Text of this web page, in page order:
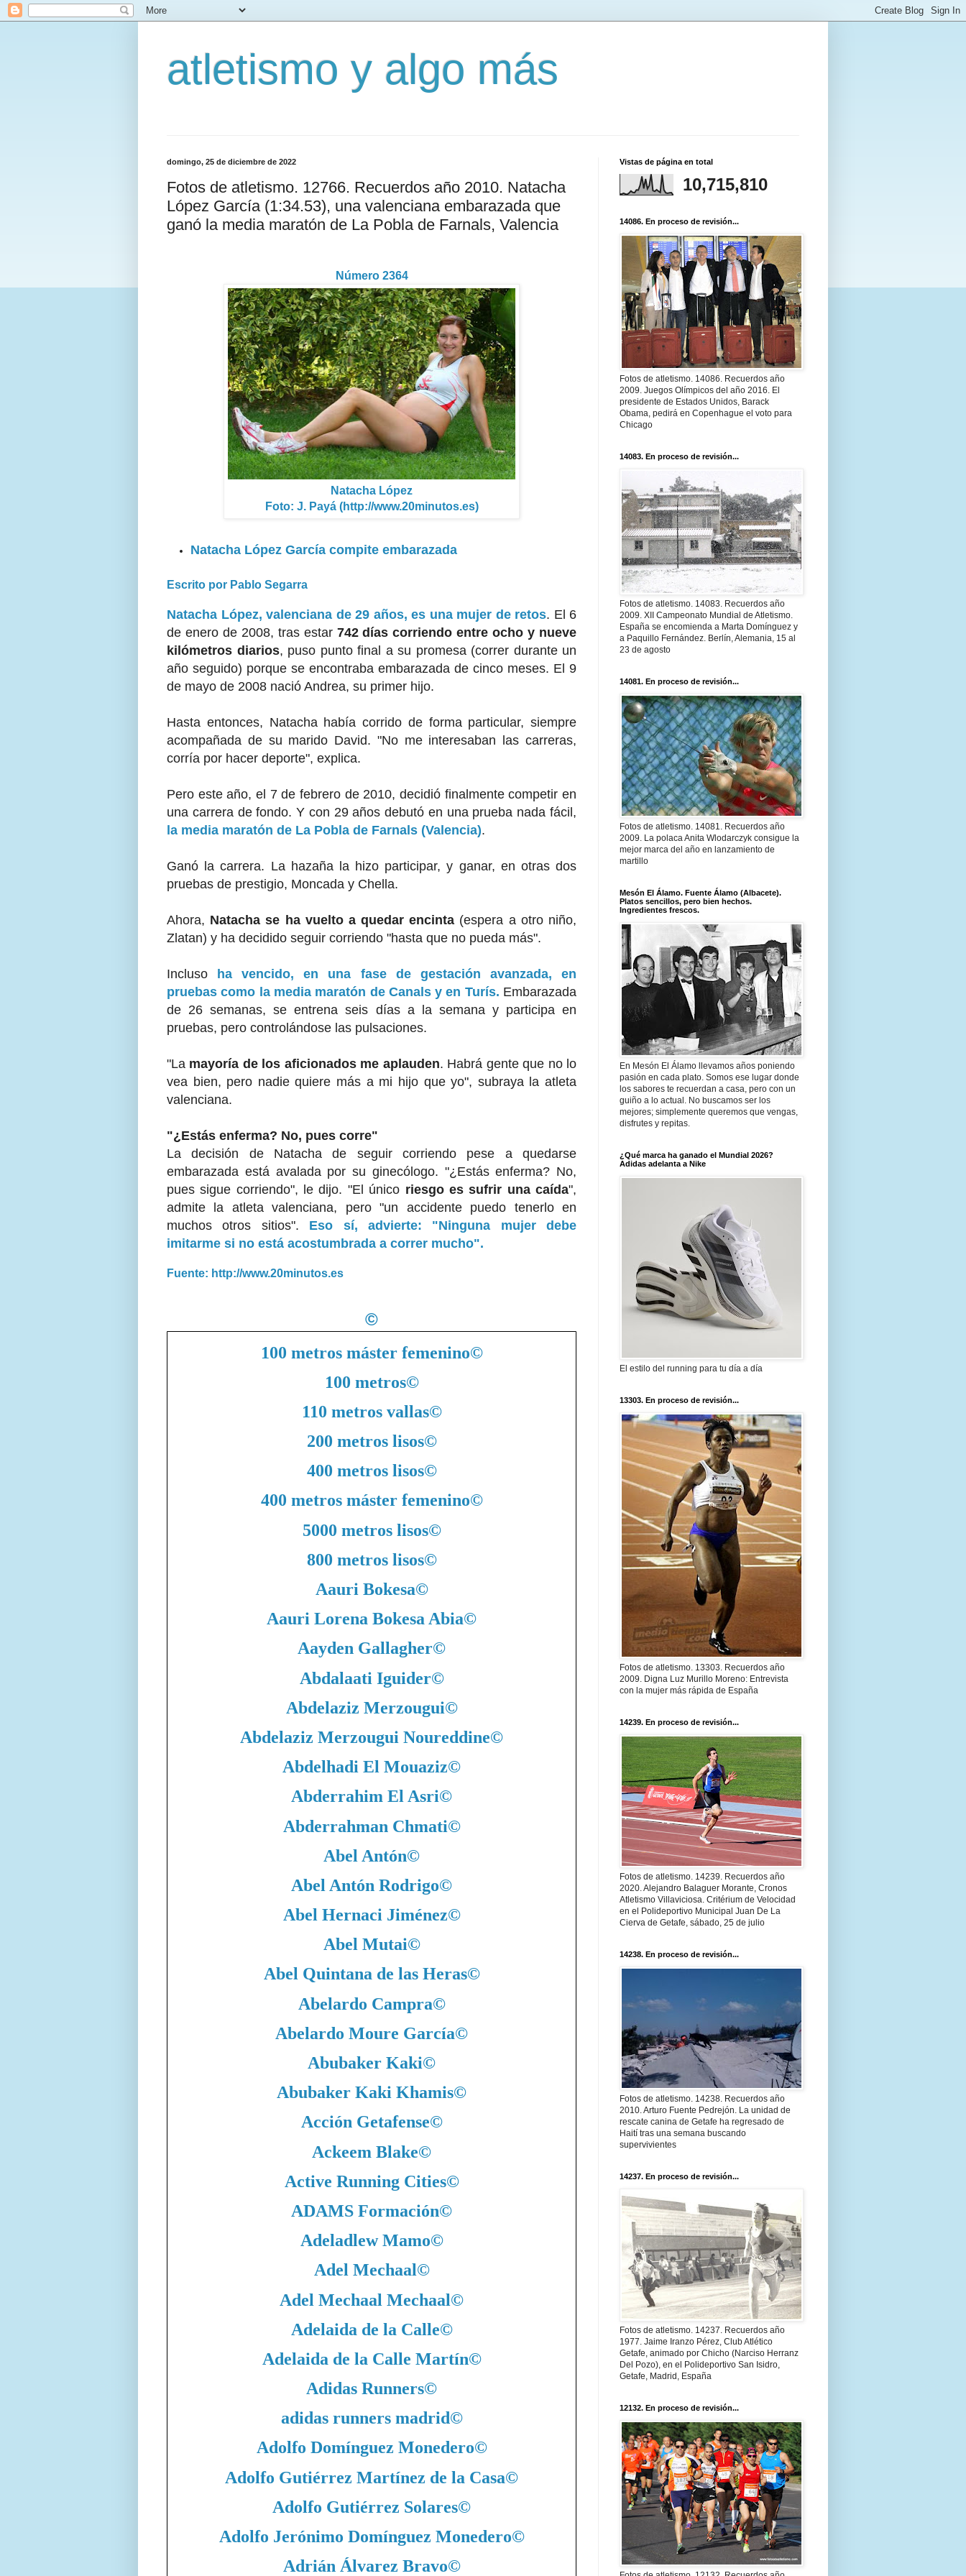
atletismo y algo más
domingo, 25 de diciembre de 2022
Fotos de atletismo. 12766. Recuerdos año 2010. Natacha
López García (1:34.53), una valenciana embarazada que
ganó la media maratón de La Pobla de Farnals, Valencia
Número 2364
Natacha López
Foto: J. Payá (http://www.20minutos.es)
Natacha López García compite embarazada
Escrito por Pablo Segarra
Natacha López, valenciana de 29 años, es una mujer de retos. El 6
de enero de 2008, tras estar 742 días corriendo entre ocho y nueve
kilómetros diarios, puso punto final a su promesa (correr durante un
año seguido) porque se encontraba embarazada de cinco meses. El 9
de mayo de 2008 nació Andrea, su primer hijo.
Hasta entonces, Natacha había corrido de forma particular, siempre
acompañada de su marido David. "No me interesaban las carreras,
corría por hacer deporte", explica.
Pero este año, el 7 de febrero de 2010, decidió finalmente competir en
una carrera de fondo. Y con 29 años debutó en una prueba nada fácil,
la media maratón de La Pobla de Farnals (Valencia).
Ganó la carrera. La hazaña la hizo participar, y ganar, en otras dos
pruebas de prestigio, Moncada y Chella.
Ahora, Natacha se ha vuelto a quedar encinta (espera a otro niño,
Zlatan) y ha decidido seguir corriendo "hasta que no pueda más".
Incluso
ha vencido, en una fase de gestación avanzada, en
pruebas como la media maratón de Canals y en Turís. Embarazada
de 26 semanas, se entrena seis días a la semana y participa en
pruebas, pero controlándose las pulsaciones.
"La mayoría de los aficionados me aplauden. Habrá gente que no lo
vea bien, pero nadie quiere más a mi hijo que yo", subraya la atleta
valenciana.
"¿Estás enferma? No, pues corre"
La decisión de Natacha de seguir corriendo pese a quedarse
embarazada está avalada por su ginecólogo. "¿Estás enferma? No,
pues sigue corriendo", le dijo. "El único riesgo es sufrir una caída",
admite la atleta valenciana, pero "un accidente puedo tenerlo en
muchos otros sitios". Eso sí, advierte: "Ninguna mujer debe
imitarme si no está acostumbrada a correr mucho".
Fuente: http://www.20minutos.es
©
100 metros máster femenino©
100 metros©
110 metros vallas©
200 metros lisos©
400 metros lisos©
400 metros máster femenino©
5000 metros lisos©
800 metros lisos©
Aauri Bokesa©
Aauri Lorena Bokesa Abia©
Aayden Gallagher©
Abdalaati Iguider©
Abdelaziz Merzougui©
Abdelaziz Merzougui Noureddine©
Abdelhadi El Mouaziz©
Abderrahim El Asri©
Abderrahman Chmati©
Abel Antón©
Abel Antón Rodrigo©
Abel Hernaci Jiménez©
Abel Mutai©
Abel Quintana de las Heras©
Abelardo Campra©
Abelardo Moure García©
Abubaker Kaki©
Abubaker Kaki Khamis©
Acción Getafense©
Ackeem Blake©
Active Running Cities©
ADAMS Formación©
Adeladlew Mamo©
Adel Mechaal©
Adel Mechaal Mechaal©
Adelaida de la Calle©
Adelaida de la Calle Martín©
Adidas Runners©
adidas runners madrid©
Adolfo Domínguez Monedero©
Adolfo Gutiérrez Martínez de la Casa©
Adolfo Gutiérrez Solares©
Adolfo Jerónimo Domínguez Monedero©
Adrián Álvarez Bravo©
Vistas de página en total
10,715,810
14086. En proceso de revisión...
Fotos de atletismo. 14086. Recuerdos año
2009. Juegos Olímpicos del año 2016. El
presidente de Estados Unidos, Barack
Obama, pedirá en Copenhague el voto para
Chicago
14083. En proceso de revisión...
Fotos de atletismo. 14083. Recuerdos año
2009. XII Campeonato Mundial de Atletismo.
España se encomienda a Marta Domínguez y
a Paquillo Fernández. Berlín, Alemania, 15 al
23 de agosto
14081. En proceso de revisión...
Fotos de atletismo. 14081. Recuerdos año
2009. La polaca Anita Wlodarczyk consigue la
mejor marca del año en lanzamiento de
martillo
Mesón El Álamo. Fuente Álamo (Albacete).
Platos sencillos, pero bien hechos.
Ingredientes frescos.
En Mesón El Álamo llevamos años poniendo
pasión en cada plato. Somos ese lugar donde
los sabores te recuerdan a casa, pero con un
guiño a lo actual. No buscamos ser los
mejores; simplemente queremos que vengas,
disfrutes y repitas.
¿Qué marca ha ganado el Mundial 2026?
Adidas adelanta a Nike
El estilo del running para tu día a día
13303. En proceso de revisión...
Fotos de atletismo. 13303. Recuerdos año
2009. Digna Luz Murillo Moreno: Entrevista
con la mujer más rápida de España
14239. En proceso de revisión...
Fotos de atletismo. 14239. Recuerdos año
2020. Alejandro Balaguer Morante, Cronos
Atletismo Villaviciosa. Critérium de Velocidad
en el Polideportivo Municipal Juan De La
Cierva de Getafe, sábado, 25 de julio
14238. En proceso de revisión...
Fotos de atletismo. 14238. Recuerdos año
2010. Arturo Fuente Pedrejón. La unidad de
rescate canina de Getafe ha regresado de
Haití tras una semana buscando
supervivientes
14237. En proceso de revisión...
Fotos de atletismo. 14237. Recuerdos año
1977. Jaime Iranzo Pérez, Club Atlético
Getafe, animado por Chicho (Narciso Herranz
Del Pozo), en el Polideportivo San Isidro,
Getafe, Madrid, España
12132. En proceso de revisión...